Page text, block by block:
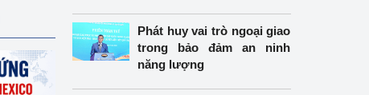
Phát huy vai trò ngoại giao
trong bảo đảm an ninh
năng lượng